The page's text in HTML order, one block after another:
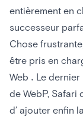
entièrement en
successeur
Chose
être pris en
Web . Le
de WebP, Safari
d’ ajouter enfin